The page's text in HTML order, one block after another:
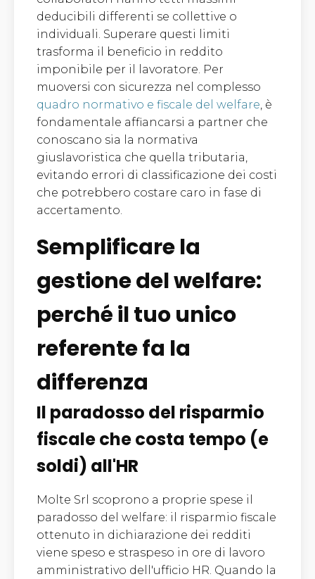
deducibili differenti se collettive o
individuali. Superare questi limiti
trasforma il beneficio in reddito
imponibile per il lavoratore. Per
muoversi con sicurezza nel complesso
quadro normativo e fiscale del welfare, è
fondamentale affiancarsi a partner che
conoscano sia la normativa
giuslavoristica che quella tributaria,
evitando errori di classificazione dei costi
che potrebbero costare caro in fase di
accertamento.
Semplificare la
gestione del welfare:
perché il tuo unico
referente fa la
differenza
Il paradosso del risparmio
fiscale che costa tempo (e
soldi) all'HR
Molte Srl scoprono a proprie spese il
paradosso del welfare: il risparmio fiscale
ottenuto in dichiarazione dei redditi
viene speso e straspeso in ore di lavoro
amministrativo dell'ufficio HR. Quando la